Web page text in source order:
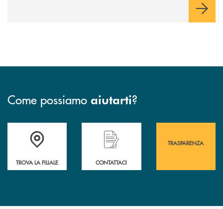
Come possiamo aiutarti?
Accedi all' elenco completo&nbsp; delle&nbsp; filiali&nbsp; di Banca
TROVA LA FILIALE
Hai bisogno di assistenza immediata?
CONTATTACI
TRASPARENZA